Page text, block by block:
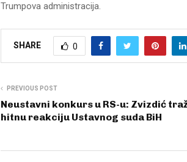
Trumpova administracija.
SHARE 0
PREVIOUS POST
Neustavni konkurs u RS-u: Zvizdić
hitnu reakciju Ustavnog suda BiH